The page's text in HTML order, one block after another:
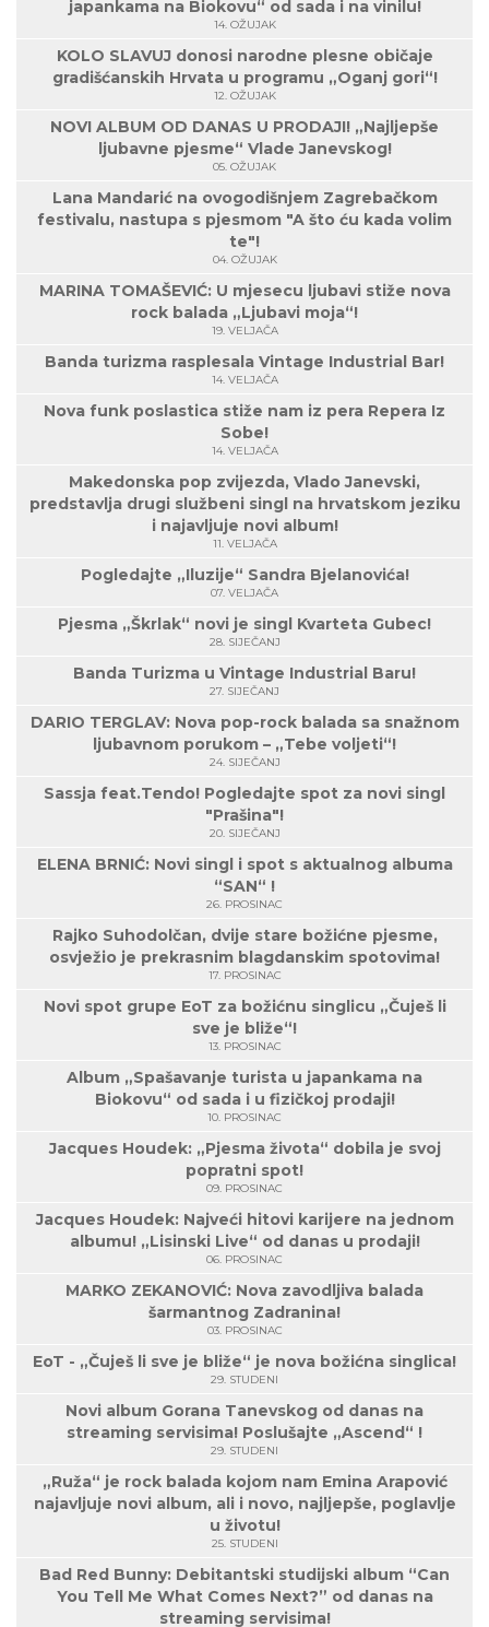
japankama na Biokovu“ od sada i na vinilu!
14. OŽUJAK
KOLO SLAVUJ donosi narodne plesne običaje
gradišćanskih Hrvata u programu „Oganj gori“!
12. OŽUJAK
NOVI ALBUM OD DANAS U PRODAJI! „Najljepše
ljubavne pjesme“ Vlade Janevskog!
05. OŽUJAK
Lana Mandarić na ovogodišnjem Zagrebačkom
festivalu, nastupa s pjesmom "A što ću kada volim
te"!
04. OŽUJAK
MARINA TOMAŠEVIĆ: U mjesecu ljubavi stiže nova
rock balada „Ljubavi moja“!
19. VELJAČA
Banda turizma rasplesala Vintage Industrial Bar!
14. VELJAČA
Nova funk poslastica stiže nam iz pera Repera Iz
Sobe!
14. VELJAČA
Makedonska pop zvijezda, Vlado Janevski,
predstavlja drugi službeni singl na hrvatskom jeziku
i najavljuje novi album!
11. VELJAČA
Pogledajte „Iluzije“ Sandra Bjelanovića!
07. VELJAČA
Pjesma „Škrlak“ novi je singl Kvarteta Gubec!
28. SIJEČANJ
Banda Turizma u Vintage Industrial Baru!
27. SIJEČANJ
DARIO TERGLAV: Nova pop-rock balada sa snažnom
ljubavnom porukom – „Tebe voljeti“!
24. SIJEČANJ
Sassja feat.Tendo! Pogledajte spot za novi singl
"Prašina"!
20. SIJEČANJ
ELENA BRNIĆ: Novi singl i spot s aktualnog albuma
“SAN“ !
26. PROSINAC
Rajko Suhodolčan, dvije stare božićne pjesme,
osvježio je prekrasnim blagdanskim spotovima!
17. PROSINAC
Novi spot grupe EoT za božićnu singlicu „Čuješ li
sve je bliže“!
13. PROSINAC
Album „Spašavanje turista u japankama na
Biokovu“ od sada i u fizičkoj prodaji!
10. PROSINAC
Jacques Houdek: „Pjesma života“ dobila je svoj
popratni spot!
09. PROSINAC
Jacques Houdek: Najveći hitovi karijere na jednom
albumu! „Lisinski Live“ od danas u prodaji!
06. PROSINAC
MARKO ZEKANOVIĆ: Nova zavodljiva balada
šarmantnog Zadranina!
03. PROSINAC
EoT - „Čuješ li sve je bliže“ je nova božićna singlica!
29. STUDENI
Novi album Gorana Tanevskog od danas na
streaming servisima! Poslušajte „Ascend“ !
29. STUDENI
„Ruža“ je rock balada kojom nam Emina Arapović
najavljuje novi album, ali i novo, najljepše, poglavlje
u životu!
25. STUDENI
Bad Red Bunny: Debitantski studijski album “Can
You Tell Me What Comes Next?” od danas na
streaming servisima!